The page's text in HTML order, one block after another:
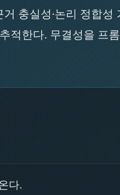
충실성·논리 정합성
적한다. 무결성을 프
다.